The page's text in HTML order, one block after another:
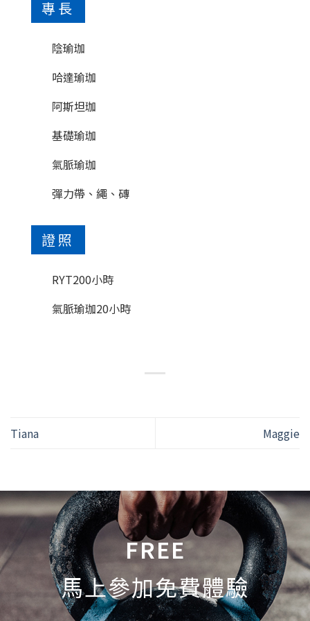
專長
陰瑜珈
哈達瑜珈
阿斯坦珈
基礎瑜珈
氣脈瑜珈
彈力帶、繩、磚
證照
RYT200小時
氣脈瑜珈20小時
Tiana Maggie
FREE
馬上參加免費體驗